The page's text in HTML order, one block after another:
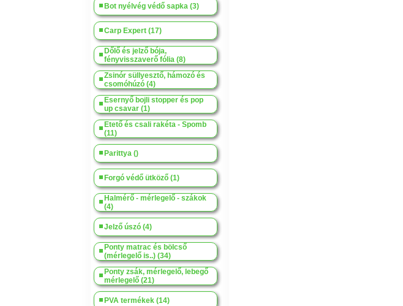
Bot nyélvég védő sapka (3)
Carp Expert (17)
Dőlő és jelző bója,
fényvisszaverő fólia (8)
Zsinór süllyesztő, hámozó és
csomóhúzó (4)
Esernyő bojli stopper és pop
up csavar (1)
Etető és csali rakéta - Spomb
(11)
Parittya ()
Forgó védő ütköző (1)
Halmérő - mérlegelő - szákok
(4)
Jelző úszó (4)
Ponty matrac és bölcső
(mérlegelő is..) (34)
Ponty zsák, mérlegelő, lebegő
mérlegelő (21)
PVA termékek (14)